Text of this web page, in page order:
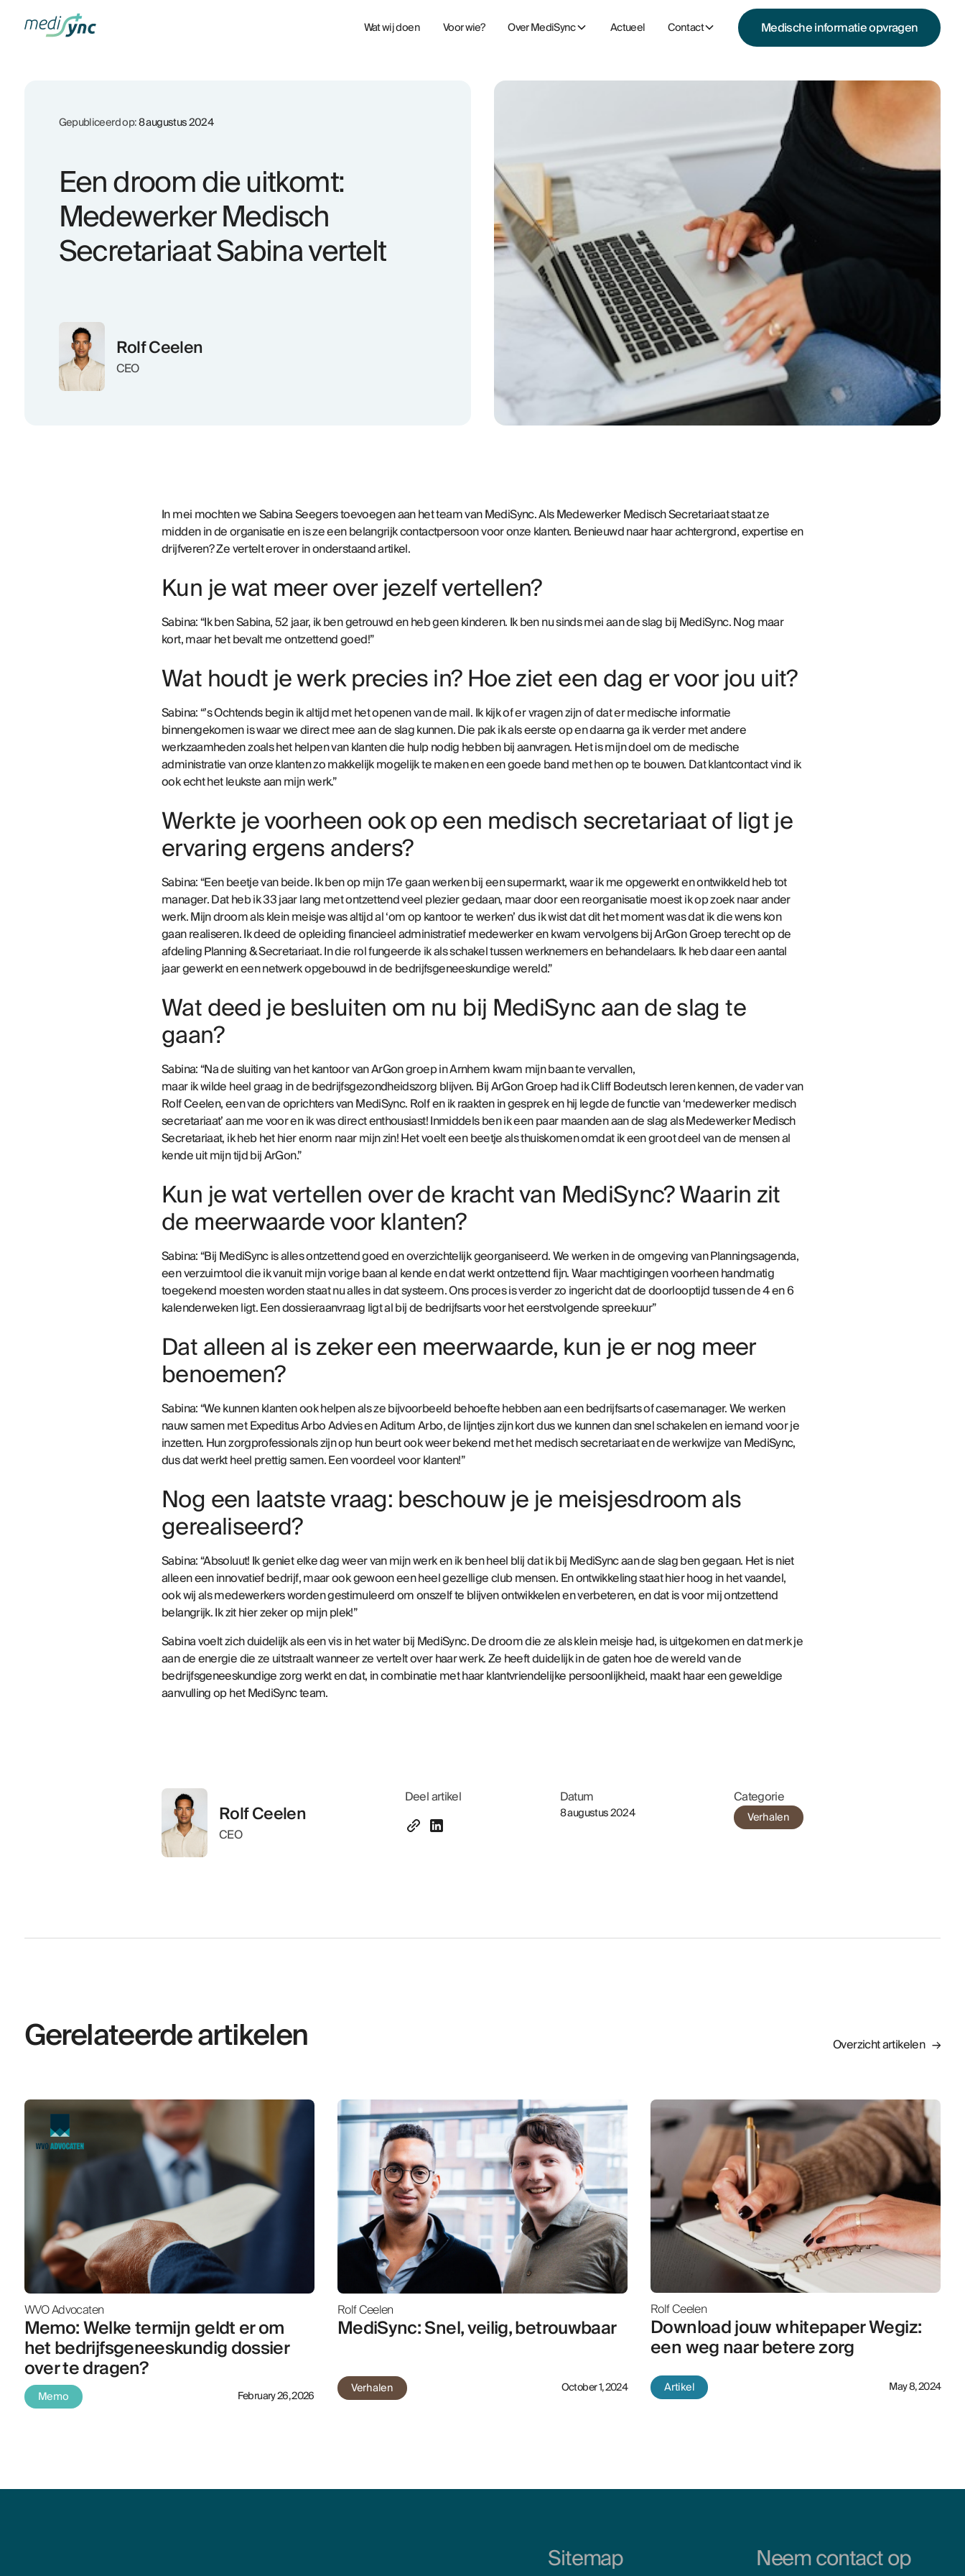
Wat wij doen Voor wie? Over MediSync Actueel Contact Medischeinformatieopvragen
Medischeinformatieopvragen
Gepubliceerd op:8 augustus 2024
Een droom die uitkomt:
Medewerker Medisch
Secretariaat Sabina vertelt
Rolf Ceelen
CEO
In mei mochten we Sabina Seegers toevoegen aan hetteam van MediSync. Als Medewerker Medisch Secretariaat staat ze
midden in de organisatie en is ze een belangrijk contactpersoon voor onze klanten. Benieuwd naar haar achtergrond, expertise en
drijfveren? Ze vertelt erover in onderstaand artikel.
Kun je wat meer over jezelf vertellen?
Sabina: “Ik ben Sabina, 52 jaar, ik ben getrouwd en heb geen kinderen. Ik ben nu sinds mei aan de slag bij MediSync. Nog maar
kort, maar het bevalt me ontzettend goed!”
Wat houdt je werk precies in? Hoe ziet een dag er voor jou uit?
Sabina: “’s Ochtends begin ik altijd met het openen van de mail. Ik kijk of er vragen zijn of dat er medische informatie
binnengekomen is waar we direct mee aan de slag kunnen. Die pak ik als eerste op en daarna ga ik verder met andere
werkzaamheden zoals het helpen van klanten die hulp nodig hebben bij aanvragen. Het is mijn doel om de medische
administratie van onze klanten zo makkelijk mogelijk te maken en een goede band met hen op te bouwen. Dat klantcontact vind ik
ook echt het leukste aan mijn werk.”
Werkte je voorheen ook op een medisch secretariaat of ligt je
ervaring ergens anders?
Sabina: “Een beetje van beide. Ik ben op mijn 17e gaan werken bij een supermarkt, waar ik me opgewerkt en ontwikkeld heb tot
manager. Dat heb ik 33 jaar lang met ontzettend veel plezier gedaan, maar door een reorganisatie moest ik op zoek naar ander
werk. Mijn droom als klein meisje was altijd al ‘om op kantoor te werken’ dus ik wist dat dit het moment was dat ik die wens kon
gaan realiseren. Ik deed de opleiding financieel administratief medewerker en kwam vervolgens bij ArGon Groep terecht op de
afdeling Planning & Secretariaat. In die rol fungeerde ik als schakel tussen werknemers en behandelaars. Ik heb daar een aantal
jaar gewerkt en een netwerk opgebouwd in de bedrijfsgeneeskundige wereld.”
Wat deed je besluiten om nu bij MediSync aan de slag te
gaan?
Sabina: “Na de sluiting van het kantoor van ArGon groep in Arnhem kwam mijn baan te vervallen,
maar ik wilde heel graag in de bedrijfsgezondheidszorg blijven. Bij ArGon Groep had ik Cliff Bodeutsch leren kennen, de vader van
Rolf Ceelen, een van de oprichters van MediSync. Rolf en ik raakten in gesprek en hij legde de functie van ‘medewerker medisch
secretariaat’ aan me voor en ik was direct enthousiast! Inmiddels ben ik een paar maanden aan de slag als Medewerker Medisch
Secretariaat, ik heb het hier enorm naar mijn zin! Het voelt een beetje als thuiskomen omdat ik een groot deel van de mensen al
kende uit mijn tijd bij ArGon.”
Kun je wat vertellen over de kracht van MediSync? Waarin zit
de meerwaarde voor klanten?
Sabina: “Bij MediSync is alles ontzettend goed en overzichtelijk georganiseerd. We werken in de omgeving van Planningsagenda,
een verzuimtool die ik vanuit mijn vorige baan al kende en dat werkt ontzettend fijn. Waar machtigingen voorheen handmatig
toegekend moesten worden staat nu alles in dat systeem. Ons proces is verder zo ingericht dat de doorlooptijd tussen de 4 en 6
kalenderweken ligt. Een dossieraanvraag ligt al bij de bedrijfsarts voor het eerstvolgende spreekuur”
Dat alleen al is zeker een meerwaarde, kun je er nog meer
benoemen?
Sabina: “We kunnen klanten ook helpen als ze bijvoorbeeld behoefte hebben aan een bedrijfsarts of casemanager. We werken
nauw samen metExpeditus Arbo AdviesenAditum Arbo, de lijntjes zijn kort dus we kunnen dan snel schakelen en iemand voor je
inzetten. Hun zorgprofessionals zijn op hun beurt ook weer bekend met het medisch secretariaat en de werkwijze van MediSync,
dus dat werkt heel prettig samen. Een voordeel voor klanten!”
Nog een laatste vraag: beschouw je je meisjesdroom als
gerealiseerd?
Sabina: “Absoluut! Ik geniet elke dag weer van mijn werk en ik ben heel blij dat ik bij MediSync aan de slag ben gegaan. Het is niet
alleen een innovatief bedrijf, maar ook gewoon een heel gezellige club mensen. En ontwikkeling staat hier hoog in het vaandel,
ook wij als medewerkers worden gestimuleerd om onszelf te blijven ontwikkelen en verbeteren, en dat is voor mij ontzettend
belangrijk. Ik zit hier zeker op mijn plek!”
Sabina voelt zich duidelijk als een vis in het water bij MediSync. De droom die ze als klein meisje had, is uitgekomen en dat merk je
aan de energie die ze uitstraalt wanneer ze vertelt over haar werk. Ze heeft duidelijk in de gaten hoe de wereld van de
bedrijfsgeneeskundige zorg werkt en dat, in combinatie met haar klantvriendelijke persoonlijkheid, maakt haar een geweldige
aanvulling op hetMediSync team.
Rolf Ceelen
CEO
Deel artikel Datum
8 augustus 2024
Categorie
Verhalen
Gerelateerde artikelen Overzicht artikelen →
WVO Advocaten
Memo: Welke termijn geldt er om
het bedrijfsgeneeskundig dossier
over te dragen?
Memo February 26, 2026
Rolf Ceelen
MediSync: Snel, veilig, betrouwbaar
Verhalen October 1, 2024
Rolf Ceelen
Download jouw whitepaper Wegiz:
een weg naar betere zorg
Artikel May 8, 2024
Sitemap Neem contact op